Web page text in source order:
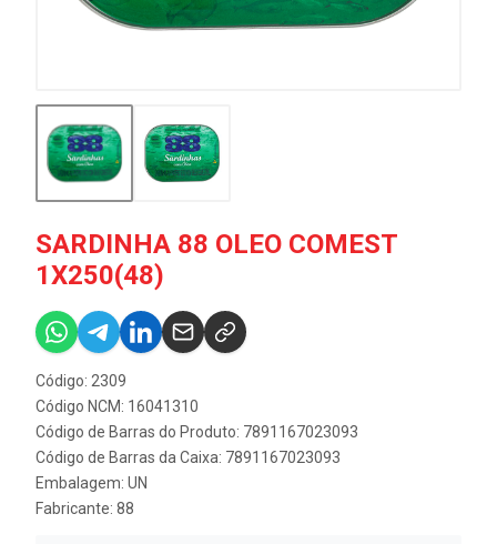
SARDINHA 88 OLEO COMEST
1X250(48)
Código: 2309
Código NCM: 16041310
Código de Barras do Produto: 7891167023093
Código de Barras da Caixa: 7891167023093
Embalagem: UN
Fabricante: 88